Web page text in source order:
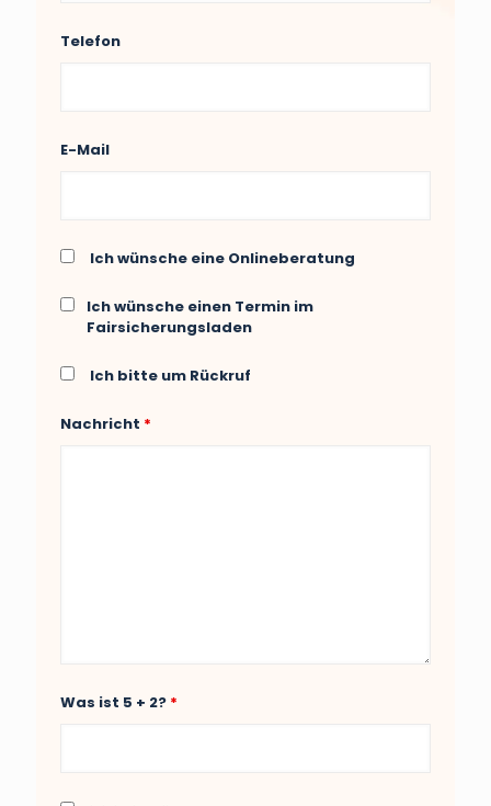
Telefon
E-Mail
Ich wünsche eine Onlineberatung
Ich wünsche einen Termin im
Fairsicherungsladen
Ich bitte um Rückruf
Nachricht *
Was ist 5 + 2? *